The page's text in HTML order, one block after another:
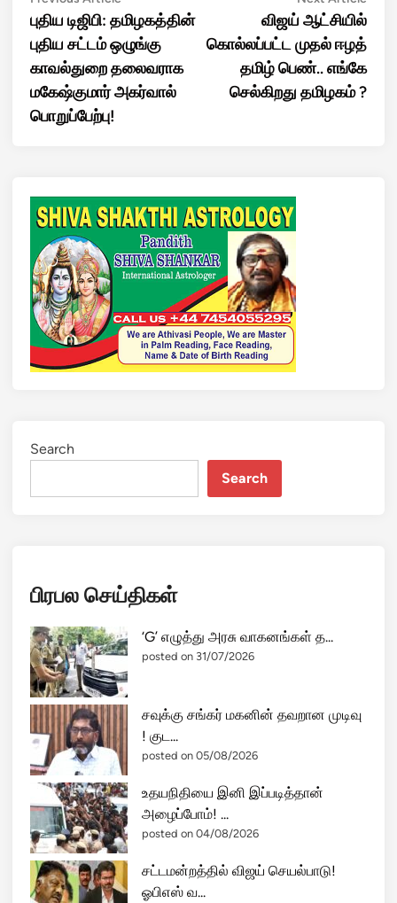
navigationarticle:
புதிய டிஜிபி: தமிழகத்தின்
புதிய சட்டம் ஒழுங்கு
காவல்துறை தலைவராக
மகேஷ்குமார் அகர்வால்
பொறுப்பேற்பு!
விஜய் ஆட்சியில்
கொல்லப்பட்ட முதல் ஈழத்
தமிழ் பெண்.. எங்கே
செல்கிறது தமிழகம் ?
Search
Search
பிரபல செய்திகள்
‘G’ எழுத்து அரசு வாகனங்கள் த...
posted on 31/07/2026
சவுக்கு சங்கர் மகனின் தவறான முடிவு
! குட...
posted on 05/08/2026
உதயநிதியை இனி இப்படித்தான்
அழைப்போம்! ...
posted on 04/08/2026
சட்டமன்றத்தில் விஜய் செயல்பாடு!
ஓபிஎஸ் வ...